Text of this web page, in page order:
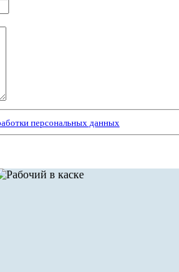
персональных данных